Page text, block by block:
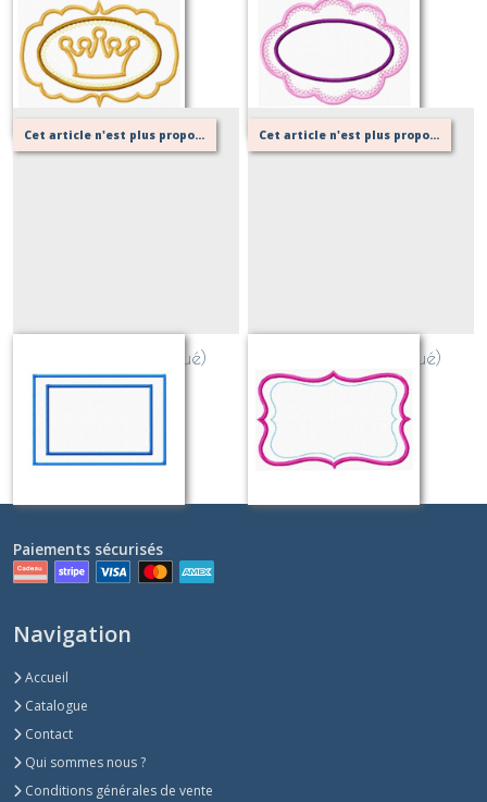
(appliqué)
Sur demande Sur demande
Cet article n'est plus proposé, retournez au menu principal ou contactez moi!
Cadre 13 (appliqué)
Cet article n'est plus proposé, retournez au menu principal ou contactez moi!
Cadre 14 (appliqué)
Sur demande
Paiements sécurisés
Navigation
Accueil
Catalogue
Contact
Qui sommes nous ?
Conditions générales de vente